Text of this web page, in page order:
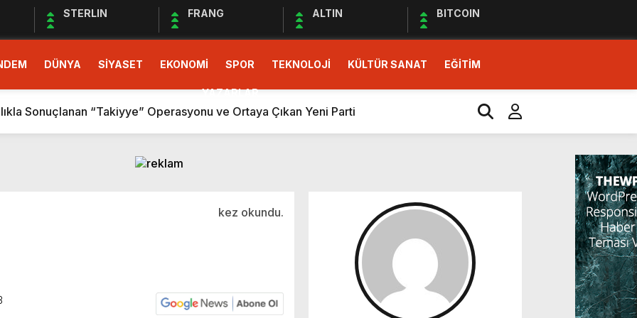
STERLIN FRANG ALTIN BITCOIN
DÜNYA SİYASET EKONOMİ SPOR TEKNOLOJİ KÜLTÜR SANAT EĞİTİM
YAZARLAR
TÜKENEN CHP GENÇLİĞİ
TESLİM GERÇEKLEŞTİ
Sonuçlanan “Takiyye” Operasyonu ve Ortaya Çıkan Yeni Parti
KALANLAR SAĞLAR BİZİMDİR! (İZMİR’DE CHP’DE YENİ SOLUK!)
İnsanlık
Rekabeti ve Gelecek Perspektifi
TÜKENEN CHP GENÇLİĞİ
kez okundu.